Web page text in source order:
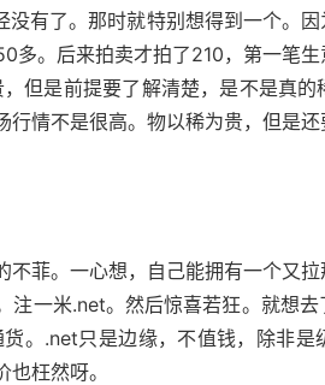
有了。那时就特别想得到一个。
多。后来拍卖才拍了210，第一笔
是前提要了解清楚，是不是真的
行情不是很高。物以稀为贵，但是
不菲。一心想，自己能拥有一个又
一米.net。然后惊喜若狂。就想去
。.net只是边缘，不值钱，除非
枉然呀。